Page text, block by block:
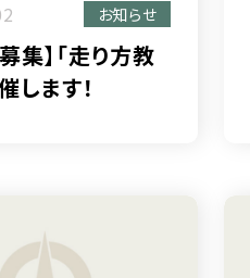
お知らせ
集】「走り方教
します！